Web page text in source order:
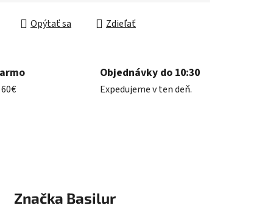
Opýtať sa Zdieľať
Objednávky do 10:30
Expedujeme v ten deň.
Značka Basilur